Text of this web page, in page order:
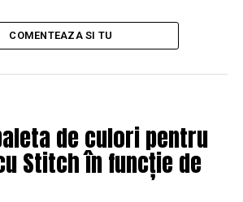
despre o posibilă acţiune de
politic pentru preşedintele PSD,
joi, pentru Mediafax
COMENTEAZA SI TU
de culori pentru
Stitch în funcție de